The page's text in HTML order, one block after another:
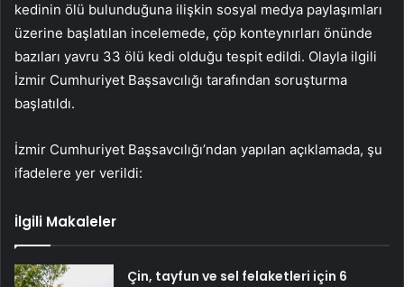
kedinin ölü bulunduğuna ilişkin sosyal medya paylaşımları
üzerine başlatılan incelemede, çöp konteynırları önünde
bazıları yavru 33 ölü kedi olduğu tespit edildi. Olayla ilgili
İzmir Cumhuriyet Başsavcılığı tarafından soruşturma
başlatıldı.
İzmir Cumhuriyet Başsavcılığı’ndan yapılan açıklamada, şu
ifadelere yer verildi:
İlgili Makaleler
Çin, tayfun ve sel felaketleri için 6